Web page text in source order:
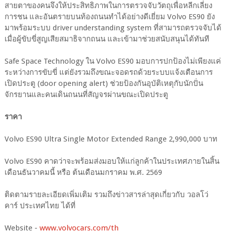
สายตาของคนจึงให้ประสิทธิภาพในการตรวจจับวัตถุเพื่อหลีกเลี่ยง
การชน และอันตรายบนท้องถนนทำได้อย่างดีเยี่ยม Volvo ES90 ยัง
มาพร้อมระบบ driver understanding system ที่สามารถตรวจจับได้
เมื่อผู้ขับขี่สูญเสียสมาธิจากถนน และเข้ามาช่วยสนับสนุนได้ทันที
Safe Space Technology ใน Volvo ES90 มอบการปกป้องไม่เพียงแค่
ระหว่างการขับขี่ แต่ยังรวมถึงขณะจอดรถด้วยระบบแจ้งเตือนการ
เปิดประตู (door opening alert) ช่วยป้องกันอุบัติเหตุกับนักปั่น
จักรยานและคนเดินถนนที่สัญจรผ่านขณะเปิดประตู
ราคา
Volvo ES90 Ultra Single Motor Extended Range 2,990,000 บาท
Volvo ES90 คาดว่าจะพร้อมส่งมอบให้แก่ลูกค้าในประเทศภายในสิ้น
เดือนธันวาคมนี้ หรือ ต้นเดือนมกราคม พ.ศ. 2569
ติดตามรายละเอียดเพิ่มเติม รวมถึงข่าวสารล่าสุดเกี่ยวกับ วอลโว่
คาร์ ประเทศไทย ได้ที่
Website - www.volvocars.com/th